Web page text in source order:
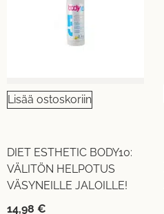
Lisää ostoskoriin
DIET ESTHETIC BODY10:
VÄLITÖN HELPOTUS
VÄSYNEILLE JALOILLE!
14,98 €